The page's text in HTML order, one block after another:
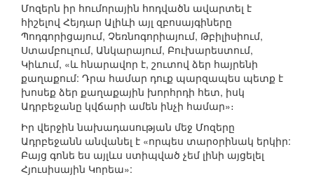
Մոզերն իր հումորային հոդվածն ավարտել է
հիշելով Հեյդար Ալիևի այլ զբոսայգիները
Պոդգորիցայում, Չեռնոգորիայում, Թբիլիսիում,
Ստամբուլում, Անկարայում, Բուխարեստում,
Կիևում, «և հնարավոր է, շուտով ձեր հայրենի
քաղաքում: Դրա համար դուք պարզապես պետք է
խոսեք ձեր քաղաքային խորհրդի հետ, իսկ
Ադրբեջանը կվճարի ամեն ինչի համար»։
Իր վերջին նախադասության մեջ Մոզերը
Ադրբեջանն անվանել է «որպես տարօրինակ երկիր:
Բայց գոնե ես այլևս ստիպված չեմ լինի այցելել
Հյուսիսային Կորեա»: